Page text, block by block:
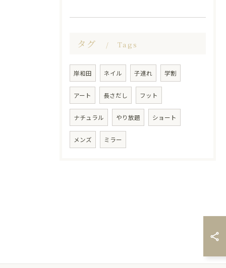
タグ Tags
岸和田 ネイル 子連れ 学割
アート 長さだし フット
ナチュラル やり放題 ショート
メンズ ミラー